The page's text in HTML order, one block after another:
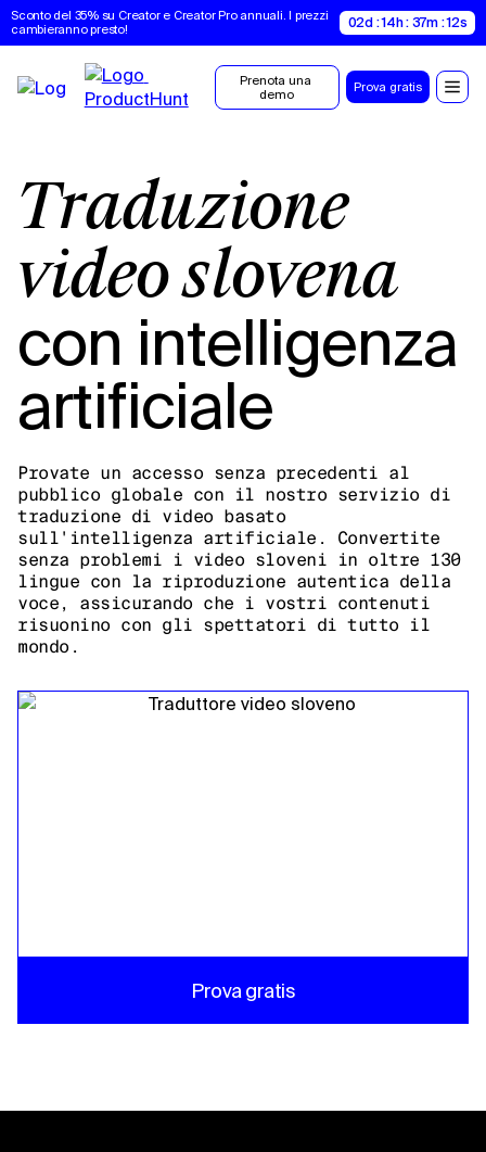
Sconto del 35% su Creator e Creator Pro annuali. I prezzi
cambieranno presto!
02d : 14h : 37m : 11s
Prenota una
demo
Prova gratis
Traduzione
video slovena
con intelligenza
artificiale
Provate un accesso senza precedenti al
pubblico globale con il nostro servizio di
traduzione di video basato
sull'intelligenza artificiale. Convertite
senza problemi i video sloveni in oltre 130
lingue con la riproduzione autentica della
voce, assicurando che i vostri contenuti
risuonino con gli spettatori di tutto il
mondo.
Prova gratis